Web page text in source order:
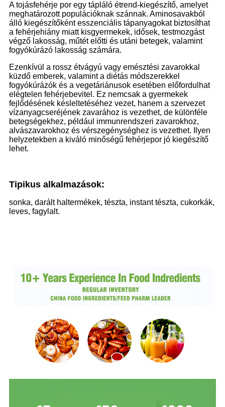
A tojásfehérje por egy tápláló étrend-kiegészítő, amelyet
meghatározott populációknak szánnak. Aminosavakból
álló kiegészítőként esszenciális tápanyagokat biztosíthat
a fehérjehiány miatt kisgyermekek, idősek, testmozgást
végző lakosság, műtét előtti és utáni betegek, valamint
fogyókúrázó lakosság számára.
Ezenkívül a rossz étvágyú vagy emésztési zavarokkal
küzdő emberek, valamint a diétás módszerekkel
fogyókúrázók és a vegetáriánusok esetében előfordulhat
elégtelen fehérjebevitel. Ez nemcsak a gyermekek
fejlődésének késleltetéséhez vezet, hanem a szervezet
vízanyagcseréjének zavarához is vezethet, de különféle
betegségekhez, például immunrendszeri zavarokhoz,
alvászavarokhoz és vérszegénységhez is vezethet. Ilyen
helyzetekben a kiváló minőségű fehérjepor jó kiegészítő
lehet.
Tipikus alkalmazások:
sonka, darált haltermékek, tészta, instant tészta, cukorkák,
leves, fagylalt.